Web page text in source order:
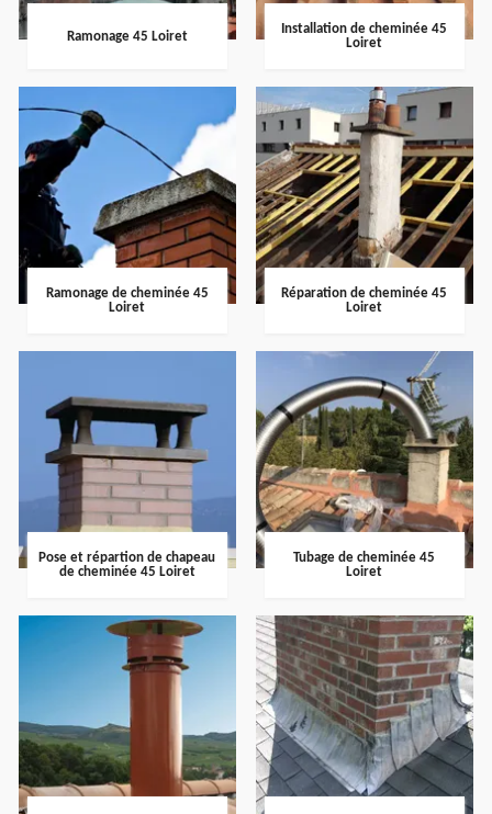
Ramonage 45 Loiret
Installation de cheminée 45
Loiret
Ramonage de cheminée 45
Loiret
Réparation de cheminée 45
Loiret
Pose et répartion de chapeau
de cheminée 45 Loiret
Tubage de cheminée 45
Loiret